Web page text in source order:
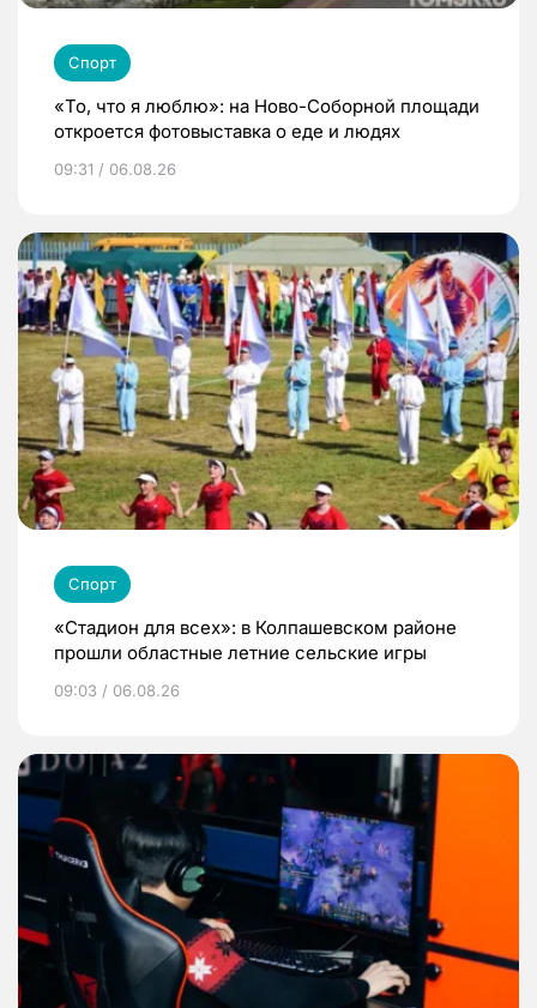
Спорт
«То, что я люблю»: на Ново-Соборной площади
откроется фотовыставка о еде и людях
09:31 / 06.08.26
Спорт
«Стадион для всех»: в Колпашевском районе
прошли областные летние сельские игры
09:03 / 06.08.26